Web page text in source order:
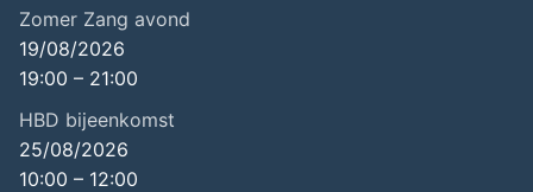
Zomer Zang avond
19/08/2026
19:00 – 21:00
HBD bijeenkomst
25/08/2026
10:00 – 12:00